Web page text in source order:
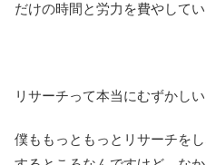
だけの時間と労力を費やしてい
リサーチって本当にむずかしい
僕ももっともっとリサーチを